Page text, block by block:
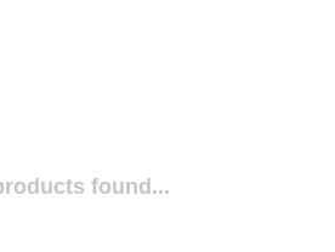
found...